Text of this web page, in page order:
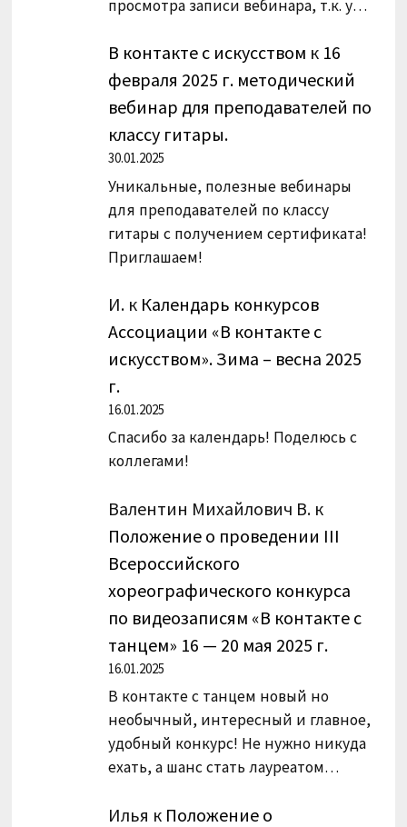
просмотра записи вебинара, т.к. у…
В контакте с искусством к 16
февраля 2025 г. методический
вебинар для преподавателей по
классу гитары.
30.01.2025
Уникальные, полезные вебинары
для преподавателей по классу
гитары с получением сертификата!
Приглашаем!
И. к Календарь конкурсов
Ассоциации «В контакте с
искусством». Зима – весна 2025
г.
16.01.2025
Спасибо за календарь! Поделюсь с
коллегами!
Валентин Михайлович В. к
Положение о проведении III
Всероссийского
хореографического конкурса
по видеозаписям «В контакте с
танцем» 16 — 20 мая 2025 г.
16.01.2025
В контакте с танцем новый но
необычный, интересный и главное,
удобный конкурс! Не нужно никуда
ехать, а шанс стать лауреатом…
Илья к Положение о